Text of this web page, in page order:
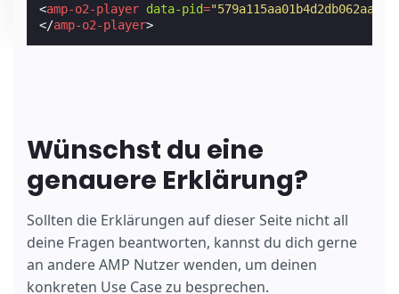
<amp-o2-player data-pid="579a115aa01b4d2db062aa85"
</amp-o2-player>
Wünschst du eine
genauere Erklärung?
Sollten die Erklärungen auf dieser Seite nicht all
deine Fragen beantworten, kannst du dich gerne
an andere AMP Nutzer wenden, um deinen
konkreten Use Case zu besprechen.